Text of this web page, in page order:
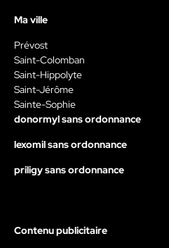
Ma ville
Prévost
Saint-Colomban
Saint-Hippolyte
Saint-Jérôme
Sainte-Sophie
donormyl sans ordonnance
lexomil sans ordonnance
priligy sans ordonnance
Contenu publicitaire